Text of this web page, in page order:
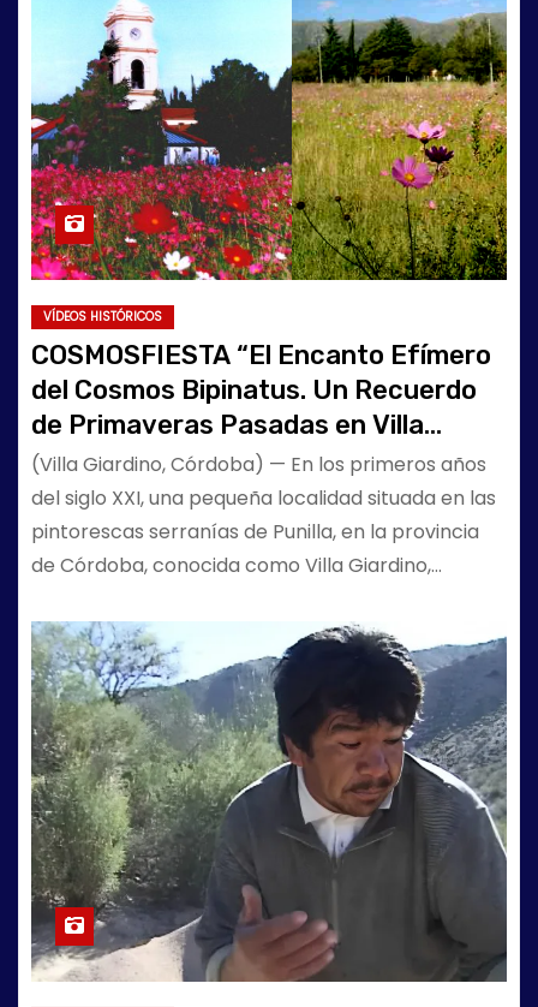
VÍDEOS HISTÓRICOS
COSMOSFIESTA “El Encanto Efímero
del Cosmos Bipinatus. Un Recuerdo
de Primaveras Pasadas en Villa
Giardino”
(Villa Giardino, Córdoba) — En los primeros años
del siglo XXI, una pequeña localidad situada en las
pintorescas serranías de Punilla, en la provincia
de Córdoba, conocida como Villa Giardino,…